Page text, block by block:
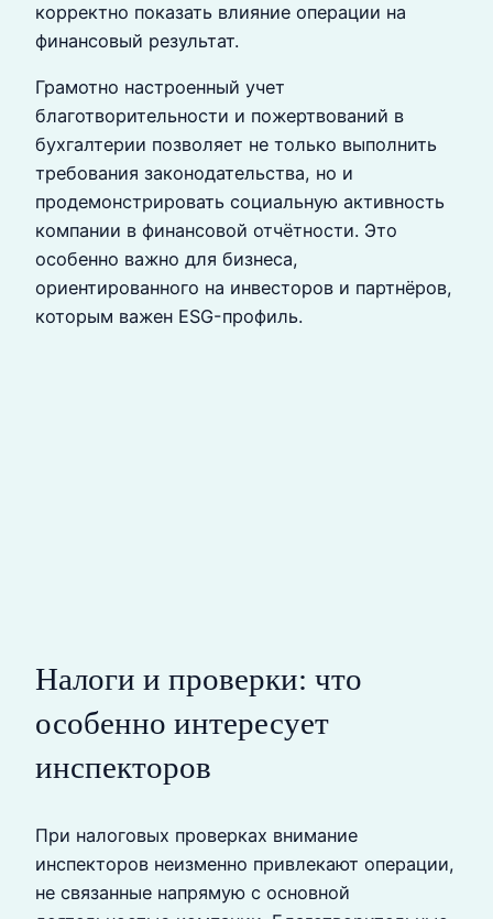
корректно показать влияние операции на
финансовый результат.
Грамотно настроенный учет
благотворительности и пожертвований в
бухгалтерии позволяет не только выполнить
требования законодательства, но и
продемонстрировать социальную активность
компании в финансовой отчётности. Это
особенно важно для бизнеса,
ориентированного на инвесторов и партнёров,
которым важен ESG-профиль.
Налоги и проверки: что
особенно интересует
инспекторов
При налоговых проверках внимание
инспекторов неизменно привлекают операции,
не связанные напрямую с основной